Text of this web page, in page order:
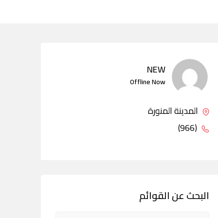
NEW
Offline Now
المدينة المنورة
(966)
البحث عن القوائم